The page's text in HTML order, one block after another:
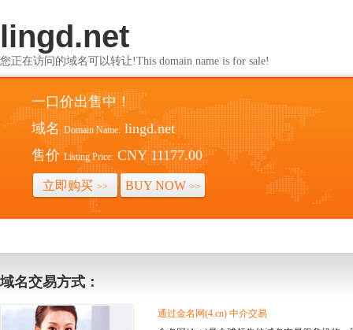
lingd.net
您正在访问的域名可以转让!This domain name is for sale!
一口价出售中！
域名 Domain Name: lingd.net
售价 Listing Price: CNY 11177.00
立即购买 >> BUY NOW >>
域名交易方式：
通过金名网(4.cn) 中介交易